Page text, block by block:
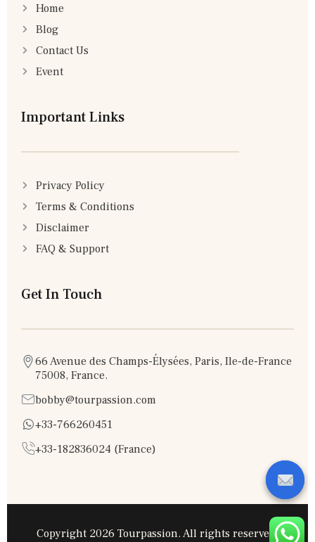
Home
Blog
Contact Us
Event
Important Links
Privacy Policy
Terms & Conditions
Disclaimer
FAQ & Support
Get In Touch
66 Avenue des Champs-Élysées, Paris, Ile-de-France
75008, France.
bobby@tourpassion.com
+33-766260451
+33-182836024 (France)
Copyright 2026 Tourpassion. All rights reserved.